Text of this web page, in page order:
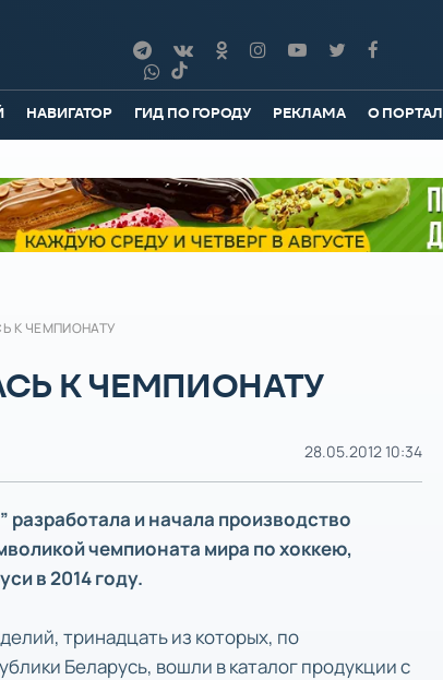
НАВИГАТОР ГИД ПО ГОРОДУ РЕКЛАМА О
К ЧЕМПИОНАТУ
К ЧЕМПИОНАТУ
28.05.2012 10:34
разработала и начала производство
чемпионата мира по хоккею,
в 2014 году.
тринадцать из которых, по
Беларусь, вошли в каталог продукции с